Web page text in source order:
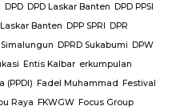
DPD DPD Laskar Banten DPD PPSI
Laskar Banten DPP SPRI DPR
Simalungun DPRD Sukabumi DPW
Entis Kalbar erkumpulan
(PPDI) Fadel Muhammad Festival
Raya FKWGW Focus Group